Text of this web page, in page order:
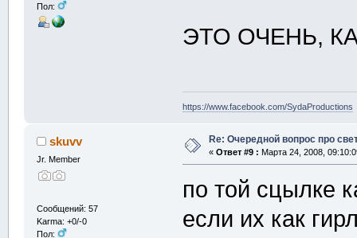
Пол:
ЭТО ОЧЕНЬ,
https://www.facebook.com/SydaProductions
skuvv
Jr. Member
Сообщений: 57
Karma: +0/-0
Пол:
Re: Очередной вопрос про
« Ответ #9 : Марта 24, 2008,
по той сцылке
если их как